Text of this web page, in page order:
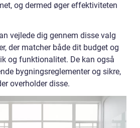
og dermed øger effektiviteten
vejlede dig gennem disse valg
der matcher både dit budget og
og funktionalitet. De kan også
bygningsreglementer og sikre,
overholder disse.